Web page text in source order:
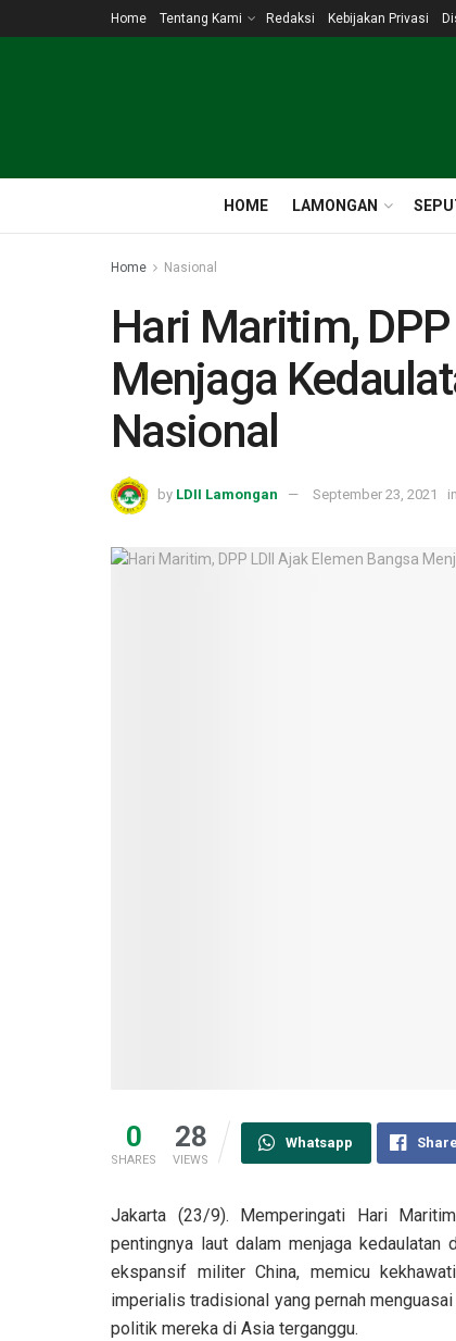
Home Tentang Kami Redaksi Kebijakan Privasi
HOME LAMONGAN
Home Nasional
Hari Maritim,
Menjaga
Nasional
by LDII Lamongan September 23, 2021 in
0
SHARES
28
VIEWS
Whatsapp
Jakarta (23/9). Memperingati Hari
pentingnya laut dalam menjaga kedaulatan
ekspansif militer China, memicu
imperialis tradisional yang pernah
politik mereka di Asia terganggu.